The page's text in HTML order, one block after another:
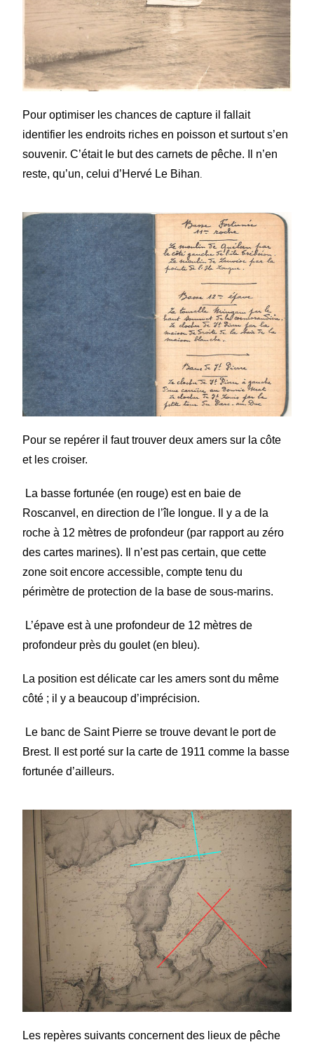
Pouroptimiser les chances de capture il fallait
identifier les endroits riches en poisson et surtout s’en
souvenir. C’était le but des carnets de pêche. Il n’en
reste, qu’un, celui d’Hervé Le Bihan
Pour se repérer il faut trouver deux amers sur la côte
et les croiser.
La basse fortunée (en rouge) est en baie de
Roscanvel, en direction de l’île longue. Il y a de la
roche à 12 mètres de profondeur (par rapport au zéro
des cartes marines). Il n’est pas certain, que cette
zone soit encore accessible, compte tenu du
périmètre de protection de la base de sous-marins.
L’épave est à une profondeur de 12 mètres de
profondeur près du goulet (en bleu).
La position est délicate car les amers sont du même
côté ; il y a beaucoup d’imprécision.
Le banc de Saint Pierre se trouve devant le port de
Brest. Il est porté sur la carte de 1911 comme la basse
fortunée d’ailleurs.
Les repères suivants concernent des lieux de pêche